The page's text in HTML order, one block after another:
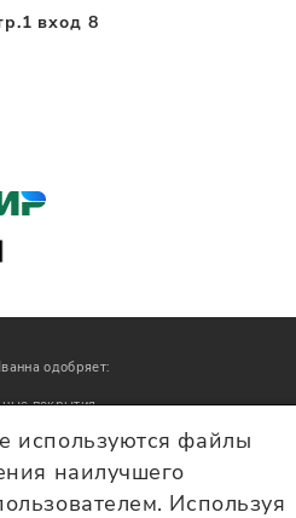
вход 8
одобряет:
покрытия
Обои
используются файлы
наилучшего
Используя